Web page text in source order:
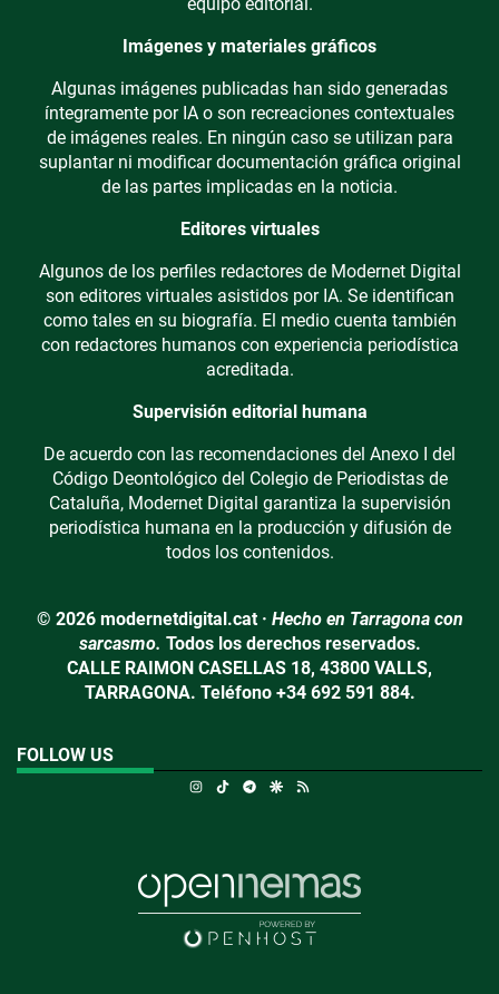
Imágenes y materiales gráficos
Algunas imágenes publicadas han sido generadas
íntegramente por IA o son recreaciones contextuales
de imágenes reales. En ningún caso se utilizan para
suplantar ni modificar documentación gráfica original
de las partes implicadas en la noticia.
Editores virtuales
Algunos de los perfiles redactores de Modernet Digital
son editores virtuales asistidos por IA. Se identifican
como tales en su biografía. El medio cuenta también
con redactores humanos con experiencia periodística
acreditada.
Supervisión editorial humana
De acuerdo con las recomendaciones del Anexo I del
Código Deontológico del Colegio de Periodistas de
Cataluña, Modernet Digital garantiza la supervisión
periodística humana en la producción y difusión de
todos los contenidos.
© 2026 modernetdigital.cat · Hecho en Tarragona con
sarcasmo. Todos los derechos reservados.
CALLE RAIMON CASELLAS 18, 43800 VALLS,
TARRAGONA. Teléfono +34 692 591 884.
FOLLOW US
Instagram
TikTokTelegramGoogle Discover